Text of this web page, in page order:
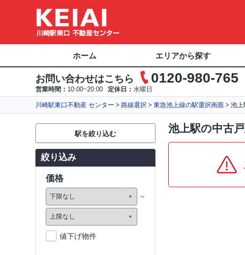
ホーム エリアから探す
お問い合わせはこちら 0120-980-765
営業時間： 10:00~20:00 定休日： 水曜日
川崎駅東口不動産 センター 路線選択 東急池上線の駅選択画面 池上
池上駅の中古
駅を絞り込む
絞り込み
価格
値下げ物件